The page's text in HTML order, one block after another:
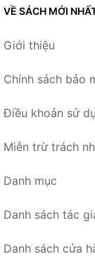
VỀ SÁCH MỚI
Giới thiệu
Chính sách bảo
Điều khoản sử
Miễn trừ trách
Danh mục
Danh sách tác
Danh sách cửa